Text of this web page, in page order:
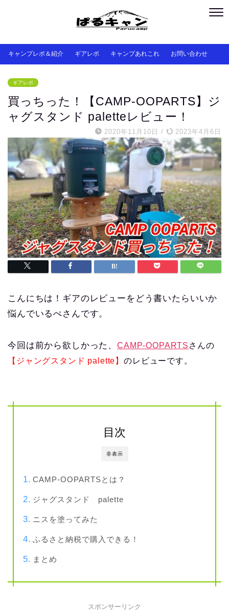
キャンプレポ＆紹介 ギアレポ キャンプあれこれ お問い合わせ
ギアレポ
買っちった！【CAMP-OOPARTS】ジ
ャグスタンド paletteレビュー！
2020年11月10日 / 2023年4月6日
こんにちは！ギアのレビューをどう書いたらいいか
悩んでいるぺさんです。
今回は前から欲しかった、CAMP-OOPARTS さんの
【ジャングスタンド palette】のレビューです。
非表示
目次
CAMP-OOPARTSとは？
ジャグスタンド palette
ニスを塗ってみた
ふるさと納税で購入できる！
まとめ
スポンサーリンク